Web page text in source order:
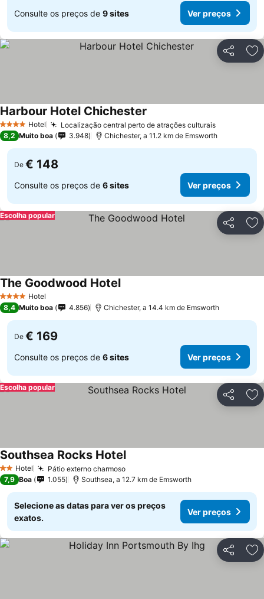
Consulte os preços de 9 sites Ver preços
Partilhar
4 EstrelasHotel Localização central perto de atrações culturais
Harbour Hotel Chichester
8,2 Muito boa 3.948 Chichester, a 11.2 km de Emsworth
De € 148
Consulte os preços de 6 sites Ver preços
Partilhar
Escolha popular
4 EstrelasHotel
The Goodwood Hotel
8,4 Muito boa 4.856 Chichester, a 14.4 km de Emsworth
De € 169
Consulte os preços de 6 sites Ver preços
Partilhar
Escolha popular
2 Estrelas
Hotel Pátio externo charmoso
Southsea Rocks Hotel
7,9 Boa 1.055 Southsea, a 12.7 km de Emsworth
Selecione as datas para ver os preços
exatos.
Ver preços
Partilhar